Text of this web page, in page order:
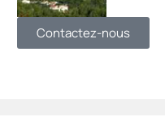
Contactez-nous